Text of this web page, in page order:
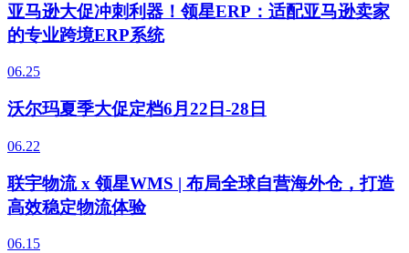
亚马逊大促冲刺利器！领星ERP：适配亚马逊卖家
的专业跨境ERP系统
06.25
沃尔玛夏季大促定档6月22日-28日
06.22
联宇物流 x 领星WMS | 布局全球自营海外仓，打造
高效稳定物流体验
06.15